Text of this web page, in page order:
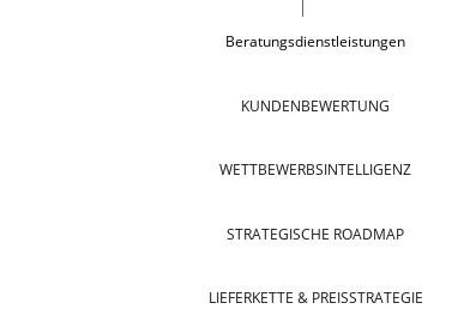
Beratungsdienstleistungen
KUNDENBEWERTUNG
WETTBEWERBSINTELLIGENZ
STRATEGISCHE ROADMAP
LIEFERKETTE & PREISSTRATEGIE